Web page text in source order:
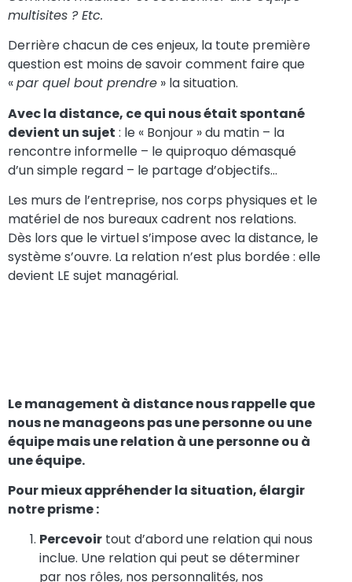
multisites ? Etc.
Derrière chacun de ces enjeux, la toute première
question est moins de savoir comment faire que
«par quel bout prendre » la situation.
Avec la distance, ce qui nous était spontané
devient un sujet : le « Bonjour » du matin – la
rencontre informelle – le quiproquo démasqué
d’un simple regard – le partage d’objectifs…
Les murs de l’entreprise, nos corps physiques et le
matériel de nos bureaux cadrent nos relations.
Dès lors que le virtuel s’impose avec la distance, le
système s’ouvre. La relation n’est plus bordée : elle
devient LE sujet managérial.
Le management à distance nous rappelle que
nous ne manageons pas une personne ou une
équipe mais une relation à une personne ou à
une équipe.
Pour mieux appréhender la situation, élargir
notre prisme :
Percevoir tout d’abord une relation qui nous
inclue. Une relation qui peut se déterminer
par nos rôles, nos personnalités, nos